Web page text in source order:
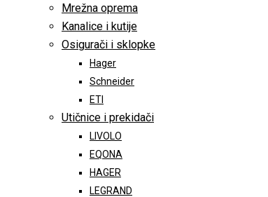
Mrežna oprema
Kanalice i kutije
Osigurači i sklopke
Hager
Schneider
ETI
Utičnice i prekidači
LIVOLO
EQONA
HAGER
LEGRAND